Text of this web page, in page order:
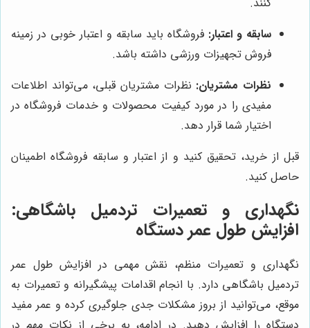
سابقه و اعتبار: فروشگاه باید سابقه و اعتبار خوبی در زمینه
فروش تجهیزات ورزشی داشته باشد.
نظرات مشتریان: نظرات مشتریان قبلی، می‌تواند اطلاعات
مفیدی را در مورد کیفیت محصولات و خدمات فروشگاه در
اختیار شما قرار دهد.
قبل از خرید، تحقیق کنید و از اعتبار و سابقه فروشگاه اطمینان
حاصل کنید.
نگهداری و تعمیرات تردمیل باشگاهی:
افزایش طول عمر دستگاه
نگهداری و تعمیرات منظم، نقش مهمی در افزایش طول عمر
تردمیل باشگاهی دارد. با انجام اقدامات پیشگیرانه و تعمیرات به
موقع، می‌توانید از بروز مشکلات جدی جلوگیری کرده و عمر مفید